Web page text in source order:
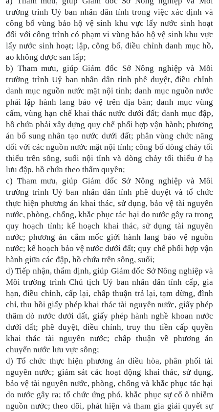
trường trình Uỷ ban nhân dân tỉnh trong việc xác định và
công bố vùng bảo hộ vệ sinh khu vực lấy nước sinh hoạt
đối với công trình có phạm vi vùng bảo hộ vệ sinh khu vực
lấy nước sinh hoạt; lập, công bố, điều chỉnh danh mục hồ,
ao không được san lấp;
b) Tham mưu, giúp Giám đốc Sở Nông nghiệp và Môi
trường trình Uỷ ban nhân dân tỉnh phê duyệt, điều chỉnh
danh mục nguồn nước mặt nội tỉnh; danh mục nguồn nước
phải lập hành lang bảo vệ trên địa bàn; danh mục vùng
cấm, vùng hạn chế khai thác nước dưới đất; danh mục đập,
hồ chứa phải xây dựng quy chế phối hợp vận hành; phương
án bổ sung nhân tạo nước dưới đất; phân vùng chức năng
đối với các nguồn nước mặt nội tỉnh; công bố dòng chảy tối
thiểu trên sông, suối nội tỉnh và dòng chảy tối thiểu ở hạ
lưu đập, hồ chứa theo thẩm quyền;
c) Tham mưu, giúp Giám đốc Sở Nông nghiệp và Môi
trường trình Uỷ ban nhân dân tỉnh phê duyệt và tổ chức
thực hiện phương án khai thác, sử dụng, bảo vệ tài nguyên
nước, phòng, chống, khắc phục tác hại do nước gây ra trong
quy hoạch tỉnh; kế hoạch khai thác, sử dụng tài nguyên
nước; phương án cắm mốc giới hành lang bảo vệ nguồn
nước; kế hoạch bảo vệ nước dưới đất; quy chế phối hợp vận
hành giữa các đập, hồ chứa trên sông, suối;
d) Tiếp nhận, thẩm định, giúp Giám đốc Sở Nông nghiệp và
Môi trường trình Chủ tịch Uỷ ban nhân dân tỉnh cấp, gia
hạn, điều chỉnh, cấp lại, chấp thuận trả lại, tạm dừng, đình
chỉ, thu hồi giấy phép khai thác tài nguyên nước, giấy phép
thăm dò nước dưới đất, giấy phép hành nghề khoan nước
dưới đất; phê duyệt, điều chỉnh, truy thu tiền cấp quyền
khai thác tài nguyên nước; chấp thuận về phương án
chuyển nước lưu vực sông;
đ) Tổ chức thực hiện phương án điều hòa, phân phối tài
nguyên nước; giám sát các hoạt động khai thác, sử dụng,
bảo vệ tài nguyên nước, phòng, chống và khắc phục tác hại
do nước gây ra; tổ chức ứng phó, khắc phục sự cố ô nhiễm
nguồn nước; theo dõi, phát hiện và tham gia giải quyết sự